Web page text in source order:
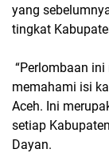
yang
tingkat
“Perlombaan
memahami isi
Aceh. Ini
setiap
Dayan.